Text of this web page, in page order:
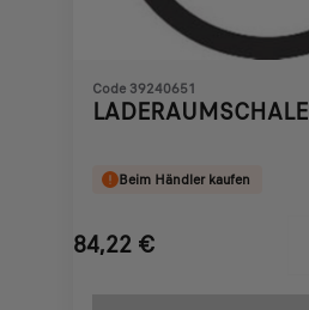
Code 39240651
LADERAUMSCHALE
Beim Händler kaufen
84,22 €